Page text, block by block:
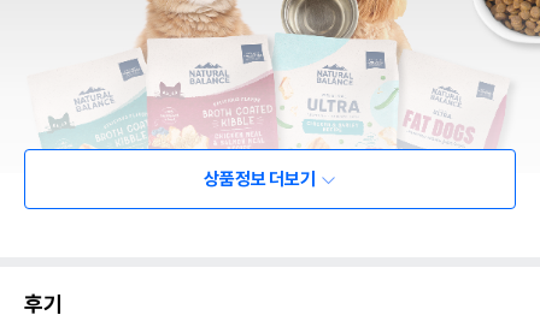
상품정보 더보기
후기